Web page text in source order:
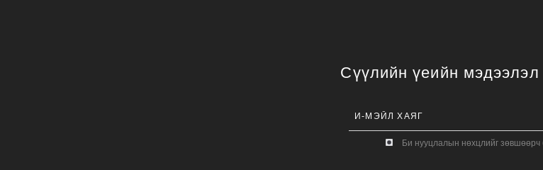
Сүүлийн үеийн мэдээлэл
Би нууцлалын нөхцлийг зөвшөөрч